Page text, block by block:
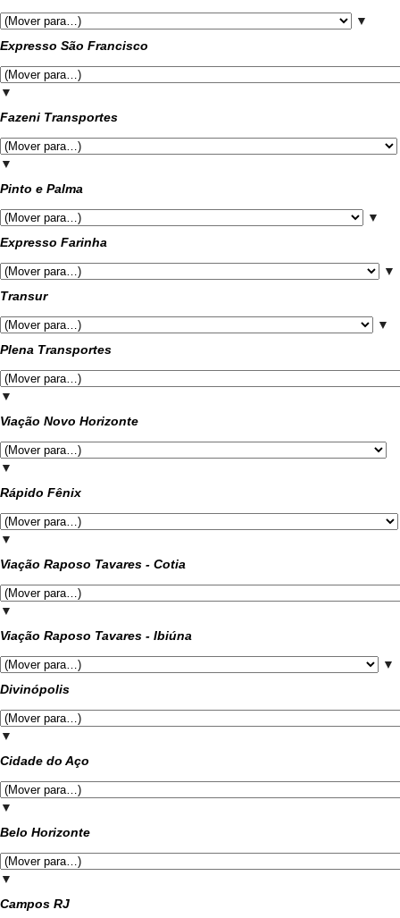
▼
Expresso São Francisco
▼
Fazeni Transportes
▼
Pinto e Palma
▼
Expresso Farinha
▼
Transur
▼
Plena Transportes
▼
Viação Novo Horizonte
▼
Rápido Fênix
▼
Viação Raposo Tavares - Cotia
▼
Viação Raposo Tavares - Ibiúna
▼
Divinópolis
▼
Cidade do Aço
▼
Belo Horizonte
▼
Campos RJ